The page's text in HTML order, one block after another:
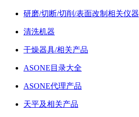
研磨/切断/切削/表面改制相关仪器
清洗机器
干燥器具/相关产品
ASONE目录大全
ASONE代理产品
天平及相关产品